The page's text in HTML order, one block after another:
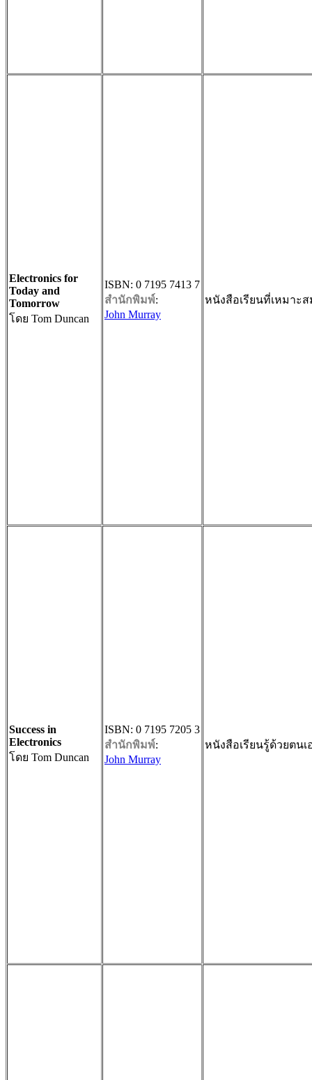
Electronics for
Today and
Tomorrow
โดย Tom Duncan
ISBN: 0 7195 7413 7
สำนักพิมพ์:
John Murray
หนังสือเรียนที่เหมาะ
Success in
Electronics
โดย Tom Duncan
ISBN: 0 7195 7205 3
สำนักพิมพ์:
John Murray
หนังสือเรียนรู้ด้วยตน